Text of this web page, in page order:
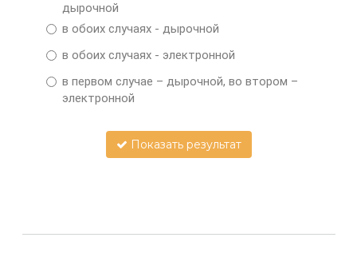
дырочной
в обоих случаях - дырочной
в обоих случаях - электронной
в первом случае – дырочной, во втором –
электронной
Показать результат